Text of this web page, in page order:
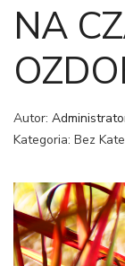
NA
Autor:
Kategoria: Bez